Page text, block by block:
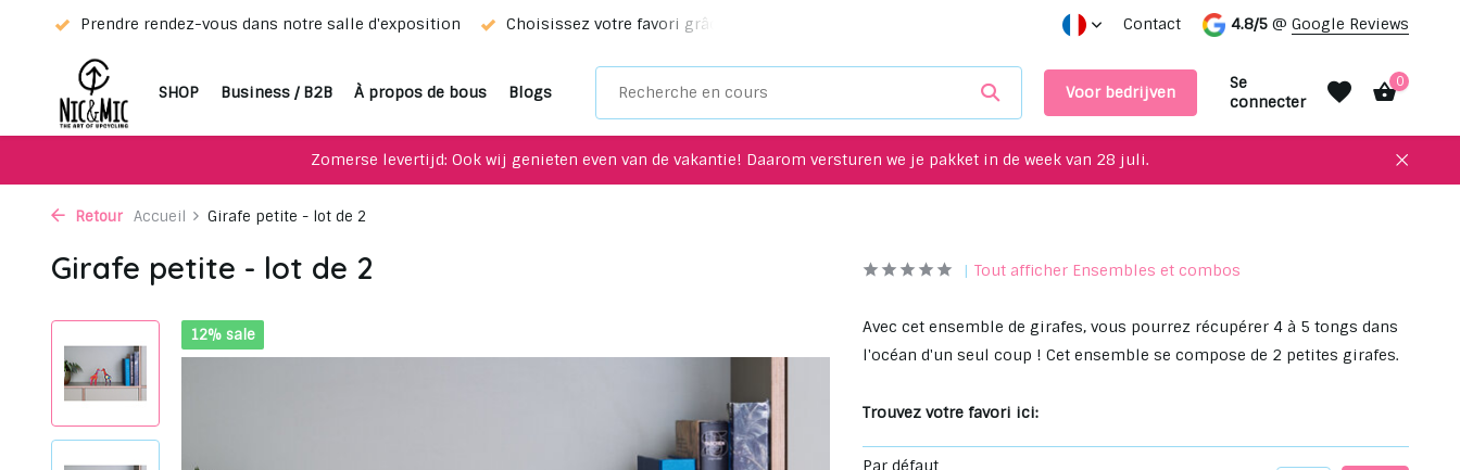
salle d'exposition Choisissez votre favori grâce à notre service de sélection! Des objets uniques à recycler pour votre intérieur ! Prendre rendez-vous dans notre salle
Contact 4.8/5 @ Google Reviews
SHOP Business / B2B À propos de bous Blogs Voor bedrijven
Se
connecter
0
Zomerse levertijd: Ook wij genieten even van de vakantie! Daarom versturen we je pakket in de week van 28 juli.
Retour Accueil Girafe petite - lot de 2
Girafe petite - lot de 2
12% sale
Tout afficher Ensembles et combos
Avec cet ensemble de girafes, vous pourrez récupérer 4 à 5 tongs dans
l'océan d'un seul coup ! Cet ensemble se compose de 2 petites girafes.
Trouvez votre favori ici:
Par défaut